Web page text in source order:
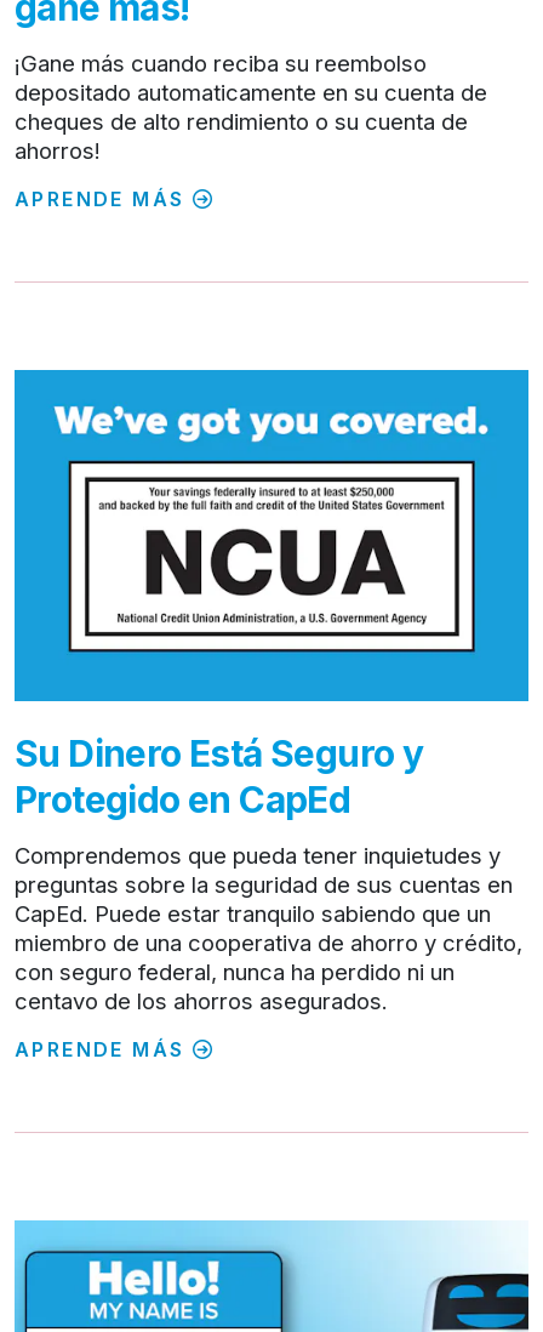
¡Gane más cuando reciba su reembolso
depositado automaticamente en su cuenta de
cheques de alto rendimiento o su cuenta de
ahorros!
APRENDE MÁS
Su Dinero Está Seguro y
Protegido en CapEd
Comprendemos que pueda tener inquietudes y
preguntas sobre la seguridad de sus cuentas en
CapEd. Puede estar tranquilo sabiendo que un
miembro de una cooperativa de ahorro y crédito,
con seguro federal, nunca ha perdido ni un
centavo de los ahorros asegurados.
APRENDE MÁS